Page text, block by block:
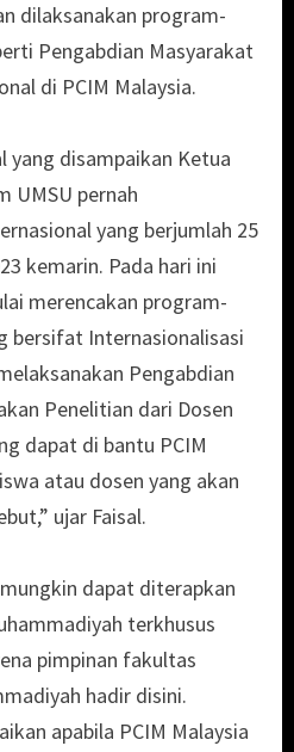
dilaksanakan program-
Pengabdian Masyarakat
di PCIM Malaysia.
yang disampaikan Ketua
UMSU pernah
yang berjumlah 25
kemarin. Pada hari ini
merencakan program-
bersifat Internasionalisasi
Pengabdian
Penelitian dari Dosen
dapat di bantu PCIM
atau dosen yang akan
ujar Faisal.
dapat diterapkan
terkhusus
pimpinan fakultas
hadir disini.
apabila PCIM Malaysia